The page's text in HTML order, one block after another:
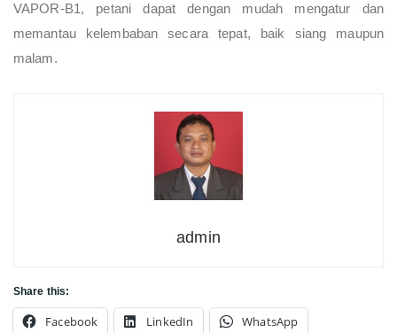
VAPOR-B1, petani dapat dengan mudah mengatur dan
memantau kelembaban secara tepat, baik siang maupun
malam.
admin
Share this:
Facebook LinkedIn WhatsApp